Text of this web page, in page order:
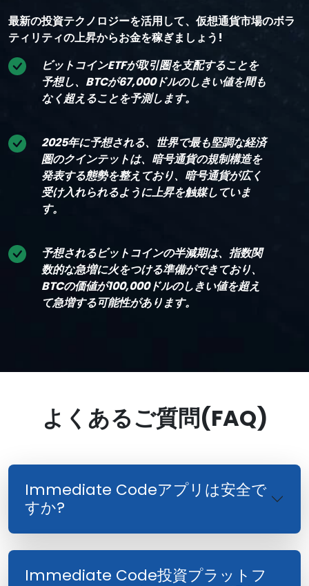
最新の投資テクノロジーを活用して、仮想通貨市場のボラ
ティリティの上昇からお金を稼ぎましょう!
ビットコインETFが取引圏を支配することを
予想し、BTCが67,000ドルのしきい値を間も
なく超えることを予測します。
2025年に予想される、世界で最も堅調な経済
圏のクインテットは、暗号通貨の規制構造を
発表する態勢を整えており、暗号通貨が広く
受け入れられるように上昇を触媒していま
す。
予想されるビットコインの半減期は、指数関
数的な急増に火をつける準備ができており、
BTCの価値が100,000ドルのしきい値を超え
て急増する可能性があります。
よくあるご質問(FAQ)
Immediate Codeアプリは安全で
すか?
Immediate Code投資プラットフ